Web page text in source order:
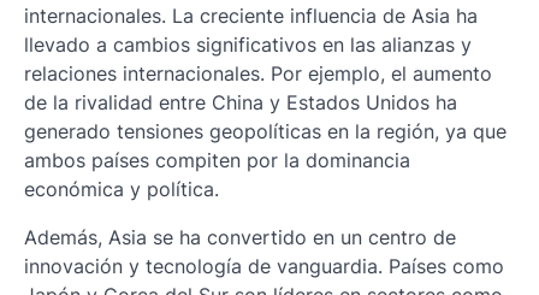
internacionales. La creciente influencia de Asia ha
llevado a cambios significativos en las alianzas y
relaciones internacionales. Por ejemplo, el aumento
de la rivalidad entre China y Estados Unidos ha
generado tensiones geopolíticas en la región, ya que
ambos países compiten por la dominancia
económica y política.
Además, Asia se ha convertido en un centro de
innovación y tecnología de vanguardia. Países como